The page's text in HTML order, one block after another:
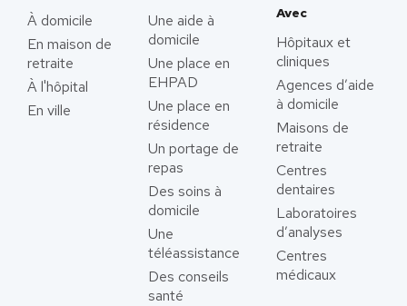
À domicile
En maison de
retraite
À l'hôpital
En ville
Une aide à
domicile
Une place en
EHPAD
Une place en
résidence
Un portage de
repas
Des soins à
domicile
Une
téléassistance
Des conseils
santé
Avec
Hôpitaux et
cliniques
Agences d’aide
à domicile
Maisons de
retraite
Centres
dentaires
Laboratoires
d’analyses
Centres
médicaux